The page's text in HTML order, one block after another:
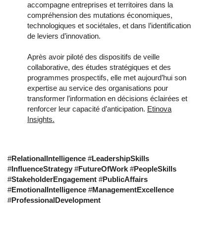
accompagne entreprises et territoires dans la
compréhension des mutations économiques,
technologiques et sociétales, et dans l’identification
de leviers d’innovation.
Après avoir piloté des dispositifs de veille
collaborative, des études stratégiques et des
programmes prospectifs, elle met aujourd’hui son
expertise au service des organisations pour
transformer l’information en décisions éclairées et
renforcer leur capacité d’anticipation. Etinova
Insights.
#RelationalIntelligence #LeadershipSkills
#InfluenceStrategy #FutureOfWork #PeopleSkills
#StakeholderEngagement #PublicAffairs
#EmotionalIntelligence #ManagementExcellence
#ProfessionalDevelopment